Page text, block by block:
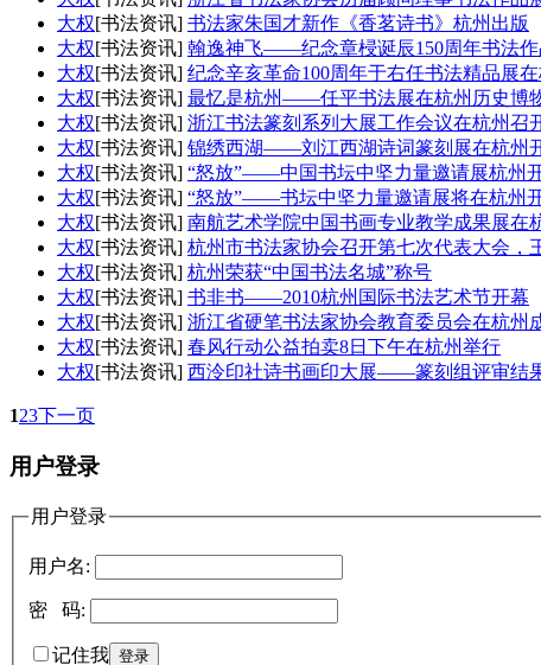
大权[书法资讯] 书法家朱国才新作《香茗诗书》杭州出版
大权[书法资讯] 翰逸神飞——纪念章梫诞辰150周年书法作
大权[书法资讯] 纪念辛亥革命100周年于右任书法精品展
大权[书法资讯] 最忆是杭州――任平书法展在杭州历史博
大权[书法资讯] 浙江书法篆刻系列大展工作会议在杭州召
大权[书法资讯] 锦绣西湖——刘江西湖诗词篆刻展在杭州
大权[书法资讯] “怒放”——中国书坛中坚力量邀请展杭州
大权[书法资讯] “怒放”——书坛中坚力量邀请展将在杭州
大权[书法资讯] 南航艺术学院中国书画专业教学成果展在
大权[书法资讯] 杭州市书法家协会召开第七次代表大会，
大权[书法资讯] 杭州荣获“中国书法名城”称号
大权[书法资讯] 书非书——2010杭州国际书法艺术节开幕
大权[书法资讯] 浙江省硬笔书法家协会教育委员会在杭州
大权[书法资讯] 春风行动公益拍卖8日下午在杭州举行
大权[书法资讯] 西泠印社诗书画印大展——篆刻组评审结
123下一页
用户登录
用户登录
用户名:
密 码:
记住我